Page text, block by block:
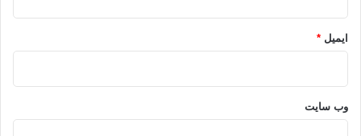
کتاب الاربعین
ترجمه: برهان الدین حمدی
ایمیل *
وب‌ سایت